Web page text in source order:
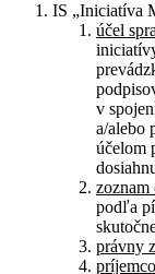
IS „Iniciatíva
účel
v
a/alebo
účelom
zoznam
podľa
právny